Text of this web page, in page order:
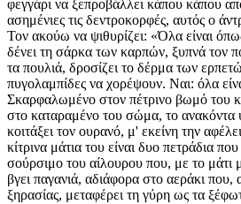
φεγγάρι να ξεπροβάλλει κάπου κάπου
ασημένιες τις δεντροκορφές, αυτός ο
Τον ακούω να ψιθυρίζει: «Όλα είναι
δένει τη σάρκα των καρπών, ξυπνά τον
τα πουλιά, δροσίζει το δέρμα των
πυγολαμπίδες να χορέψουν. Ναι: όλα
Σκαρφαλωμένο στον πέτρινο βωμό του
στο καταραμένο του σώμα, το ανακόντα
κοιτάξει τον ουρανό, μ' εκείνη την
κίτρινα μάτια του είναι δυο πετράδια
σούρσιμο του αίλουρου που, με το μάτι
βγει παγανιά, αδιάφορα στο αεράκι που,
ξηρασίας, μεταφέρει τη γύρη ως τα